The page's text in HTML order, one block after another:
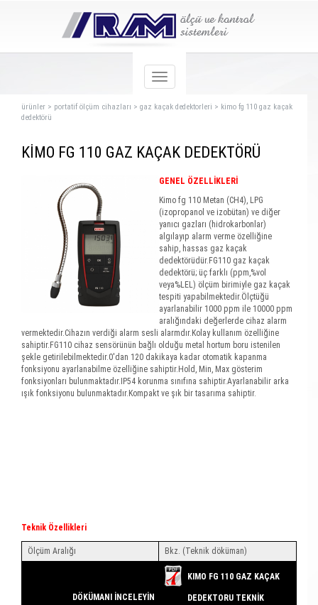
ürünler > portatif ölçüm cihazları > gaz kaçak dedektorleri > kimo fg 110 gaz kaçak
dedektörü
KİMO FG 110 GAZ KAÇAK DEDEKTÖRÜ
GENEL ÖZELLİKLERİ
Kimo fg 110 Metan (CH4), LPG
(izopropanol ve izobütan) ve diğer
yanıcı gazları (hidrokarbonlar)
algılayıp alarm verme özelliğine
sahip, hassas gaz kaçak
dedektörüdür.FG110 gaz kaçak
dedektörü; üç farklı (ppm,%vol
veya%LEL) ölçüm birimiyle gaz kaçak
tespiti yapabilmektedir.Ölçtüğü
ayarlanabilir 1000 ppm ile 10000 ppm
aralığındaki değerlerde cihaz alarm
vermektedir.Cihazın verdiği alarm sesli alarmdır.Kolay kullanım özelliğine
sahiptir.FG110 cihaz sensörünün bağlı olduğu metal hortum boru istenilen
şekle getirilebilmektedir.0'dan 120 dakikaya kadar otomatik kapanma
fonksiyonu ayarlanabilme özelliğine sahiptir.Hold, Min, Max gösterim
fonksiyonları bulunmaktadır.IP54 korunma sınıfına sahiptir.Ayarlanabilir arka
ışık fonksiyonu bulunmaktadır.Kompakt ve şık bir tasarıma sahiptir.
Teknik Özellikleri
Ölçüm Aralığı Bkz. (Teknik döküman)
DÖKÜMANI İNCELEYİN
KIMO FG 110 GAZ KAÇAK
DEDEKTORU TEKNİK